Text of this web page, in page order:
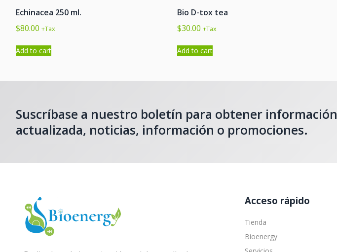
Echinacea 250 ml.
$80.00 +Tax
Add to cart
Bio D-tox tea
$30.00 +Tax
Add to cart
Suscríbase a nuestro boletín para obtener información
actualizada, noticias, información o promociones.
Acceso rápido
Tienda
Bioenergy